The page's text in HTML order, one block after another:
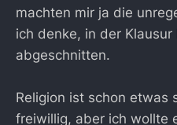
machten mir ja die
ich denke, in der
abgeschnitten.
Religion ist schon etwas
freiwillig, aber ich wollte